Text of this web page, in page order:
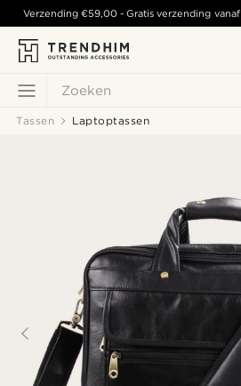
Zoeken
Verzending€59,00 - Gratis verzending vanaf
Tassen Laptoptassen